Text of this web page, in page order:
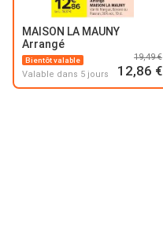
MAISON LA MAUNY
Arrangé
Bientôt valable
Valable dans 5 jours
19,49 €
12,86 €